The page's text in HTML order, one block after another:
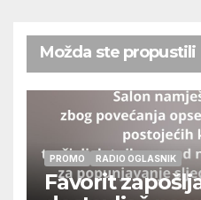
Možda ste propustili
PROMO RADIO OGLASNIK
Favorit